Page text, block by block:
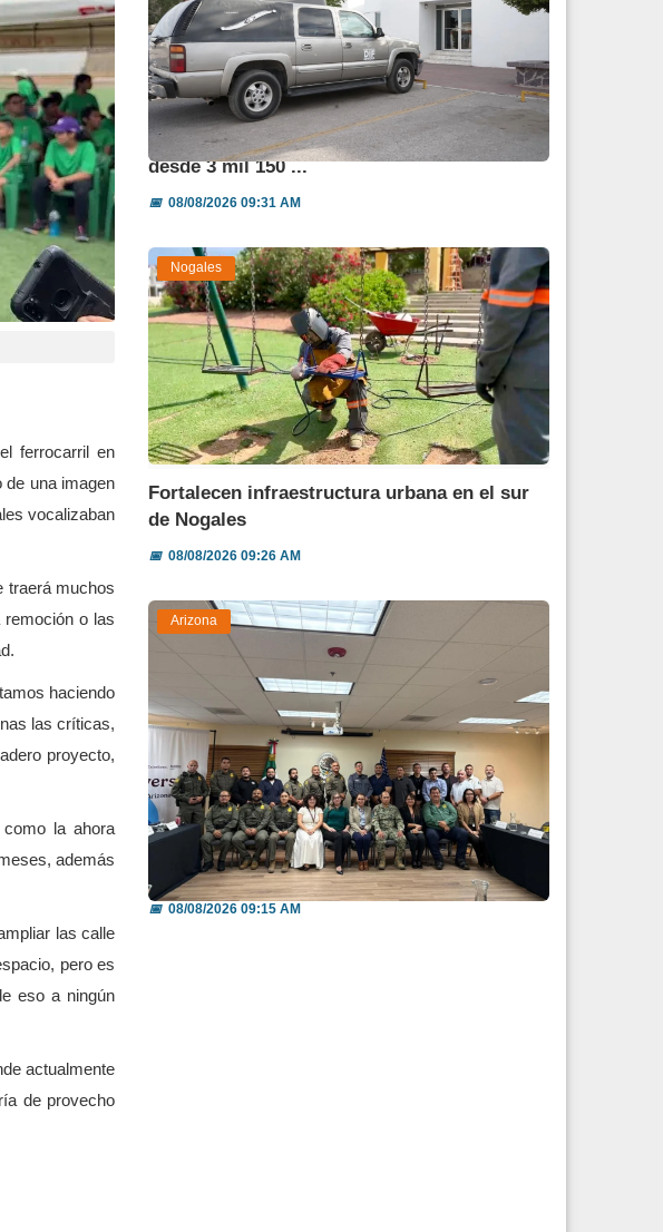
ferrocarril en
de una imagen
vocalizaban
traerá muchos
o las
haciendo
las críticas,
proyecto,
la ahora
además
las calle
pero es
eso a ningún
actualmente
de provecho
Ofrece DIF Sonora servicios funerarios
desde 3 mil 150 ...
📅08/08/2026 09:31 AM
Nogales
Fortalecen infraestructura urbana en el sur
de Nogales
📅08/08/2026 09:26 AM
Arizona
Refuerzan México y EU intercambio de
información para b...
📅08/08/2026 09:15 AM